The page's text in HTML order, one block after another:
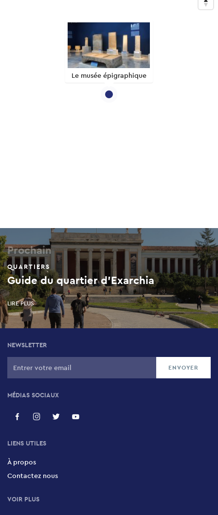
Le musée épigraphique
Prochain
QUARTIERS
Guide du quartier d'Exarchia
LIRE PLUS
NEWSLETTER
MÉDIAS SOCIAUX
LIENS UTILES
À propos
Contactez nous
VOIR PLUS